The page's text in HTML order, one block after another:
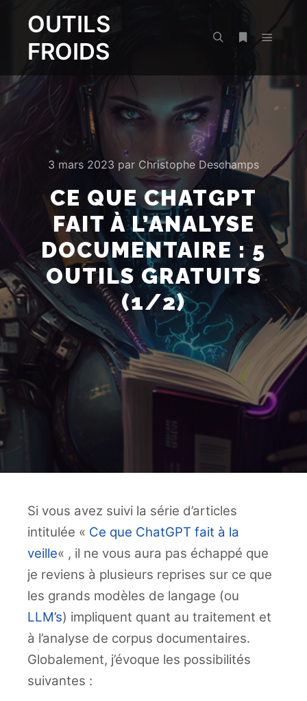
OUTILS
FROIDS
3 mars 2023 par Christophe Deschamps
CE QUE CHATGPT
FAIT À L’ANALYSE
DOCUMENTAIRE : 5
OUTILS GRATUITS
(1/2)
Si vous avez suivi la série d’articles
intitulée « Ce que ChatGPT fait à la
veille« , il ne vous aura pas échappé que
je reviens à plusieurs reprises sur ce que
les grands modèles de langage (ou
LLM’s) impliquent quant au traitement et
à l’analyse de corpus documentaires.
Globalement, j’évoque les possibilités
suivantes :